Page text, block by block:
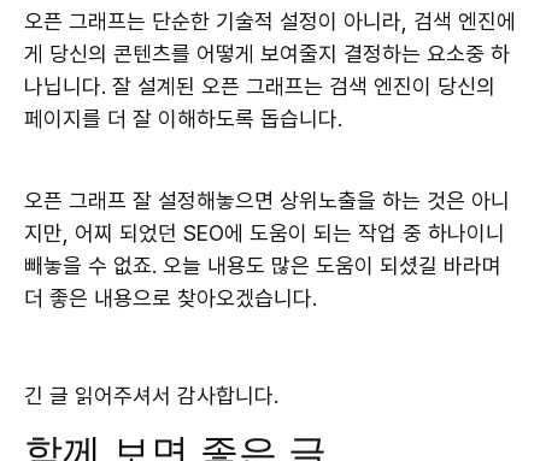
오픈 그래프는 단순한 기술적 설정이 아니라, 검색 엔진에
게 당신의 콘텐츠를 어떻게 보여줄지 결정하는 요소중 하
나닙니다. 잘 설계된 오픈 그래프는 검색 엔진이 당신의
페이지를 더 잘 이해하도록 돕습니다.
오픈 그래프 잘 설정해놓으면 상위노출을 하는 것은 아니
지만, 어찌 되었던 SEO에 도움이 되는 작업 중 하나이니
빼놓을 수 없죠. 오늘 내용도 많은 도움이 되셨길 바라며
더 좋은 내용으로 찾아오겠습니다.
긴 글 읽어주셔서 감사합니다.